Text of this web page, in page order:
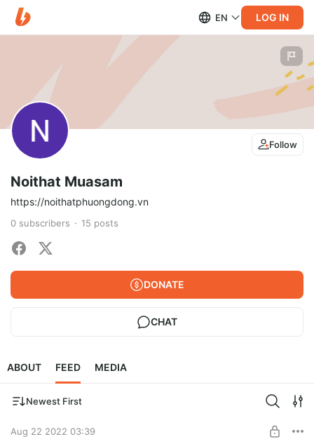
EN LOG IN
Follow
Noithat Muasam
https://noithatphuongdong.vn
0 subscribers 15 posts
DONATE
CHAT
ABOUT FEED MEDIA
Newest First
Aug 22 2022 03:39